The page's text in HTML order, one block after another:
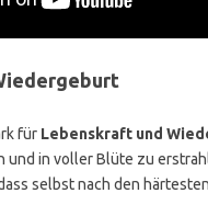
für Lebenskraft und
und in voller Blüte zu
selbst nach den